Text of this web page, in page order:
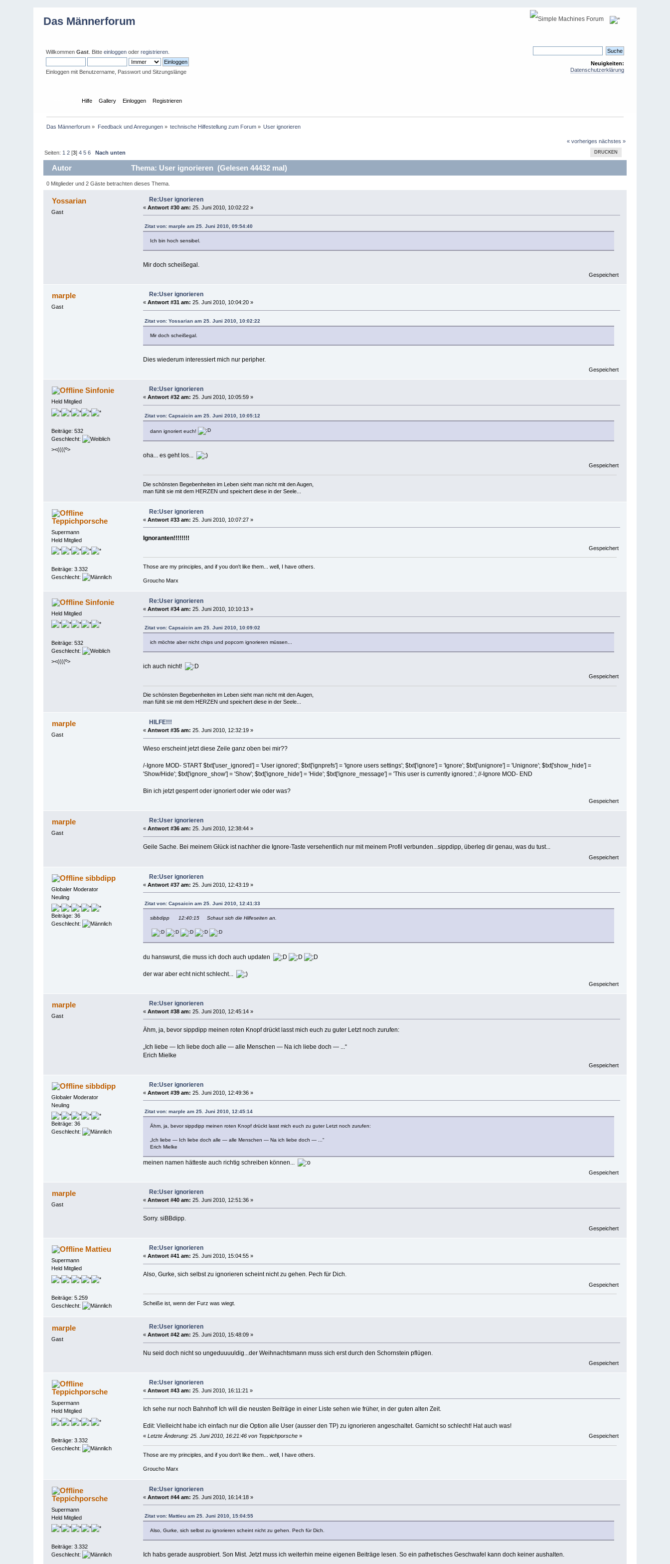
Das Männerforum
WillkommenGast . Bitteeinloggen oderregistrieren
Einloggen mit Benutzername, Passwort und Sitzungslänge
Neuigkeiten:
Datenschutzerklärung
Hilfe Gallery Einloggen Registrieren
Das Männerforum » Feedback und Anregungen» technische Hilfestellung zum Forum » User ignorieren
« vorheriges nächstes »
DRUCKEN
Seiten: 1 2 [3]4 5 6 Nach unten
Autor Thema: User ignorieren (Gelesen 44432 mal)
0 Mitglieder und 2 Gäste betrachten dieses Thema.
Yossarian
Gast
Re:User ignorieren
« Antwort #30 am: 25. Juni 2010, 10:02:22 »
Zitat von: marple am 25. Juni 2010, 09:54:40
Ich bin hoch sensibel.
Mir doch scheißegal.
Gespeichert
marple
Gast
Re:User ignorieren
« Antwort #31 am: 25. Juni 2010, 10:04:20 »
Zitat von: Yossarian am 25. Juni 2010, 10:02:22
Mir doch scheißegal.
Dies wiederum interessiert mich nur peripher.
Gespeichert
Sinfonie
Held Mitglied
Beiträge: 532
Geschlecht:
><((((º>
Re:User ignorieren
« Antwort #32 am: 25. Juni 2010, 10:05:59 »
Zitat von: Capsaicin am 25. Juni 2010, 10:05:12
dann ignoriert euch!
oha... es geht los...
Gespeichert
Die schönsten Begebenheiten im Leben sieht man nicht mit den Augen,
man fühlt sie mit dem HERZEN und speichert diese in der Seele...
Teppichporsche
Supermann
Held Mitglied
Beiträge: 3.332
Geschlecht:
Re:User ignorieren
« Antwort #33 am: 25. Juni 2010, 10:07:27 »
Ignoranten!!!!!!!!
Gespeichert
Those are my principles, and if you don't like them... well, I have others.
Groucho Marx
Sinfonie
Held Mitglied
Beiträge: 532
Geschlecht:
><((((º>
Re:User ignorieren
« Antwort #34 am: 25. Juni 2010, 10:10:13 »
Zitat von: Capsaicin am 25. Juni 2010, 10:09:02
ich möchte aber nicht chips und popcorn ignorieren müssen...
ich auch nicht!
Gespeichert
Die schönsten Begebenheiten im Leben sieht man nicht mit den Augen,
man fühlt sie mit dem HERZEN und speichert diese in der Seele...
marple
Gast
HILFE!!!
« Antwort #35 am: 25. Juni 2010, 12:32:19 »
Wieso erscheint jetzt diese Zeile ganz oben bei mir??
/-Ignore MOD- START $txt['user_ignored'] = 'User ignored'; $txt['ignprefs'] = 'Ignore users settings'; $txt['ignore'] = 'Ignore'; $txt['unignore'] = 'Unignore'; $txt['show_hide'] =
'Show/Hide'; $txt['ignore_show'] = 'Show'; $txt['ignore_hide'] = 'Hide'; $txt['ignore_message'] = 'This user is currently ignored.'; //-Ignore MOD- END
Bin ich jetzt gesperrt oder ignoriert oder wie oder was?
Gespeichert
marple
Gast
Re:User ignorieren
« Antwort #36 am: 25. Juni 2010, 12:38:44 »
Geile Sache. Bei meinem Glück ist nachher die Ignore-Taste versehentlich nur mit meinem Profil verbunden...sippdipp, überleg dir genau, was du tust...
Gespeichert
sibbdipp
Globaler Moderator
Neuling
Beiträge: 36
Geschlecht:
Re:User ignorieren
« Antwort #37 am: 25. Juni 2010, 12:43:19 »
Zitat von: Capsaicin am 25. Juni 2010, 12:41:33
sibbdipp 12:40:15 Schaut sich die Hilfeseiten an.
du hanswurst, die muss ich doch auch updaten
der war aber echt nicht schlecht...
Gespeichert
marple
Gast
Re:User ignorieren
« Antwort #38 am: 25. Juni 2010, 12:45:14 »
Ähm, ja, bevor sippdipp meinen roten Knopf drückt lasst mich euch zu guter Letzt noch zurufen:
„Ich liebe — Ich liebe doch alle — alle Menschen — Na ich liebe doch — ...“
Erich Mielke
Gespeichert
sibbdipp
Globaler Moderator
Neuling
Beiträge: 36
Geschlecht:
Re:User ignorieren
« Antwort #39 am: 25. Juni 2010, 12:49:36 »
Zitat von: marple am 25. Juni 2010, 12:45:14
Ähm, ja, bevor sippdipp meinen roten Knopf drückt lasst mich euch zu guter Letzt noch zurufen:
„Ich liebe — Ich liebe doch alle — alle Menschen — Na ich liebe doch — ...“
Erich Mielke
meinen namen hätteste auch richtig schreiben können...
Gespeichert
marple
Gast
Re:User ignorieren
« Antwort #40 am: 25. Juni 2010, 12:51:36 »
Sorry. siBBdipp.
Gespeichert
Mattieu
Supermann
Held Mitglied
Beiträge: 5.259
Geschlecht:
Re:User ignorieren
« Antwort #41 am: 25. Juni 2010, 15:04:55 »
Also, Gurke, sich selbst zu ignorieren scheint nicht zu gehen. Pech für Dich.
Gespeichert
Scheiße ist, wenn der Furz was wiegt.
marple
Gast
Re:User ignorieren
« Antwort #42 am: 25. Juni 2010, 15:48:09 »
Nu seid doch nicht so ungeduuuuldig...der Weihnachtsmann muss sich erst durch den Schornstein pflügen.
Gespeichert
Teppichporsche
Supermann
Held Mitglied
Beiträge: 3.332
Geschlecht:
Re:User ignorieren
« Antwort #43 am: 25. Juni 2010, 16:11:21 »
Ich sehe nur noch Bahnhof! Ich will die neusten Beiträge in einer Liste sehen wie früher, in der guten alten Zeit.
Edit: Vielleicht habe ich einfach nur die Option alle User (ausser den TP) zu ignorieren angeschaltet. Garnicht so schlecht! Hat auch was!
« Letzte Änderung: 25. Juni 2010, 16:21:46 von Teppichporsche» Gespeichert
Those are my principles, and if you don't like them... well, I have others.
Groucho Marx
Teppichporsche
Supermann
Held Mitglied
Beiträge: 3.332
Geschlecht:
Re:User ignorieren
« Antwort #44 am: 25. Juni 2010, 16:14:18 »
Zitat von: Mattieu am 25. Juni 2010, 15:04:55
Also, Gurke, sich selbst zu ignorieren scheint nicht zu gehen. Pech für Dich.
Ich habs gerade ausprobiert. Son Mist. Jetzt muss ich weiterhin meine eigenen Beiträge lesen. So ein pathetisches Geschwafel kann doch keiner aushalten.